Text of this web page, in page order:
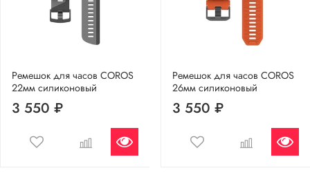
Ремешок для часов COROS
22мм силиконовый
3 550 ₽
Ремешок для часов COROS
26мм силиконовый
3 550 ₽